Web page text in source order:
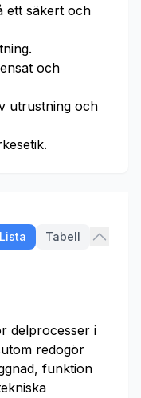
ett säkert och
och
utrustning och
Lista Tabell
delprocesser i
redogör
funktion